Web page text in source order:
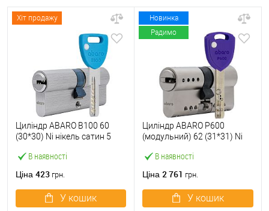
Хіт продажу
В наявності
Циліндр ABARO B100 60
(30*30) Ni нікель сатин 5
Ціна 423 грн.
У кошик
Новинка
Радимо
В наявності
Циліндр ABARO P600
(модульний) 62 (31*31) Ni
Ціна 2 761 грн.
У кошик